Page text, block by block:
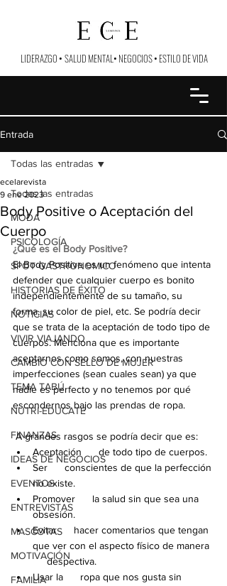
LIDERAZGO • SALUD MENTAL• NEGOCIOS• ESTILO DE VIDA
Entrada
Todas las entradas
MODA
PSICOLOGÍA
SPOT GASTRONOMICO
HISTORIAS DE ÉXITO
NOTICIAS
VIVIR VIAJANDO
CAMBIO CON SELLO DE MUJER
TEMA TABÚ
NUTRI-EDUCATE
FINANZAS
IDEAS DE NEGOCIOS
EVENTOS
ENTREVISTAS
MASCOTAS
MOTIVACIÓN
FAMILIA
Todas las entradas
Body Positive o Aceptación del
Cuerpo
ecelarevista
9 ene 2023
¿Qué es el Body Positive?
El Body Positive es un fenómeno que intenta
defender que cualquier cuerpo es bonito
independientemente de su tamaño, su
forma, su color de piel, etc. Se podría decir
que se trata de la aceptación de todo tipo de
cuerpos. Menciona que es importante
aceptarnos como somos, con nuestras
imperfecciones (sean cuales sean) ya que
nadie es perfecto y no tenemos por qué
escondernos bajo las prendas de ropa.
A grandes rasgos se podría decir que es:
Aceptación      de todo tipo de cuerpos.
Ser      conscientes de que la perfección
no existe.
Promover      la salud sin que sea una
obsesión.
Evitar      hacer comentarios que tengan
que ver con el aspecto físico de manera
     despectiva.
Usar la      ropa que nos gusta sin